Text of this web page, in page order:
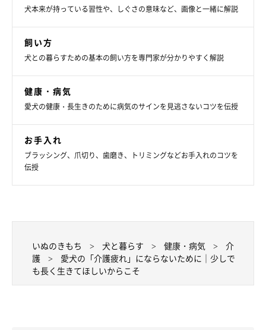
犬本来が持っている習性や、しぐさの意味など、画像と一緒に解説
飼い方
犬との暮らすための基本の飼い方を専門家が分かりやすく解説
健康・病気
愛犬の健康・長生きのために病気のサインを見逃さないコツを伝授
お手入れ
ブラッシング、爪切り、歯磨き、トリミングなどお手入れのコツを
伝授
いぬのきもち 犬と暮らす 健康・病気
介
護
愛犬の「介護疲れ」にならないために｜少しで
も長く生きてほしいからこそ